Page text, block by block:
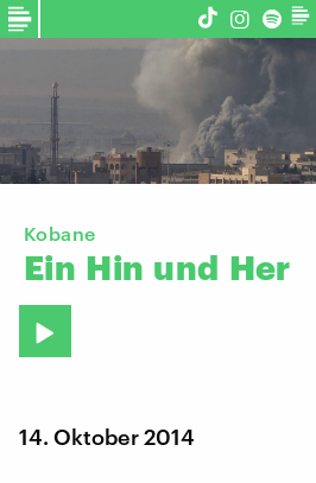
Kobane
Ein Hin und Her
14. Oktober 2014